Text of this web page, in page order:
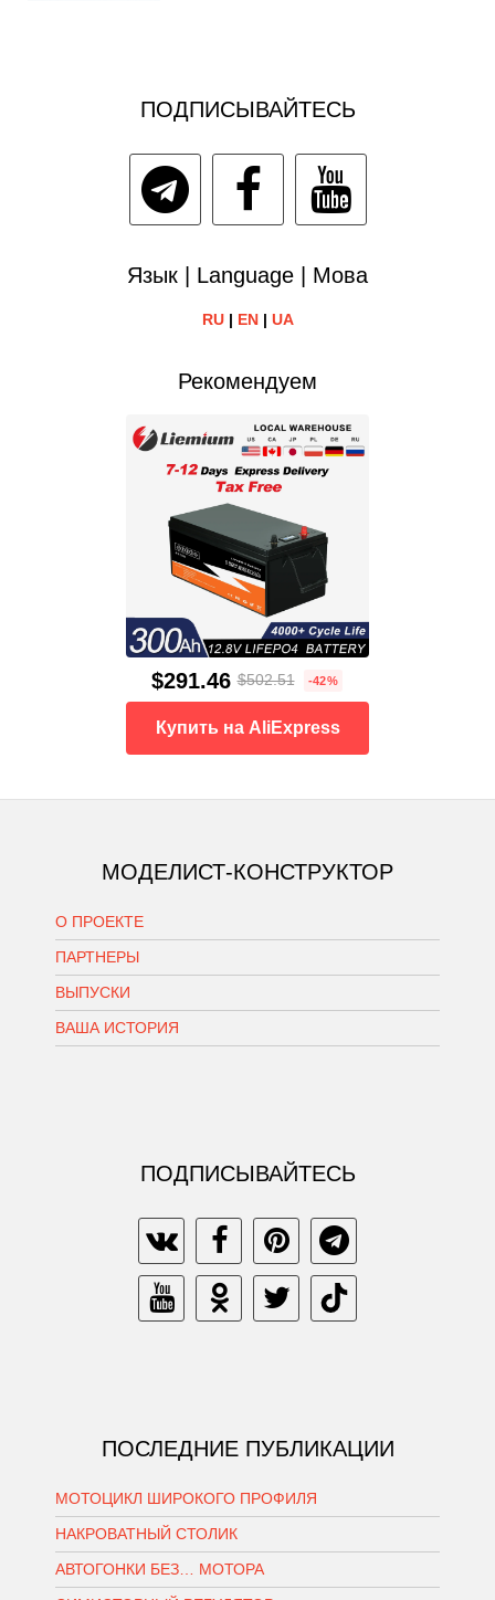
ПОДПИСЫВАЙТЕСЬ
Язык | Language | Мова
RU| EN| UA
Рекомендуем
$291.46 $502.51 -42%
Купить на AliExpress
МОДЕЛИСТ-КОНСТРУКТОР
О ПРОЕКТЕ
ПАРТНЕРЫ
ВЫПУСКИ
ВАША ИСТОРИЯ
ПОДПИСЫВАЙТЕСЬ
ПОСЛЕДНИЕ ПУБЛИКАЦИИ
МОТОЦИКЛ ШИРОКОГО ПРОФИЛЯ
НАКРОВАТНЫЙ СТОЛИК
АВТОГОНКИ БЕЗ… МОТОРА